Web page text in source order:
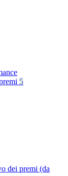
5
dei premi (da